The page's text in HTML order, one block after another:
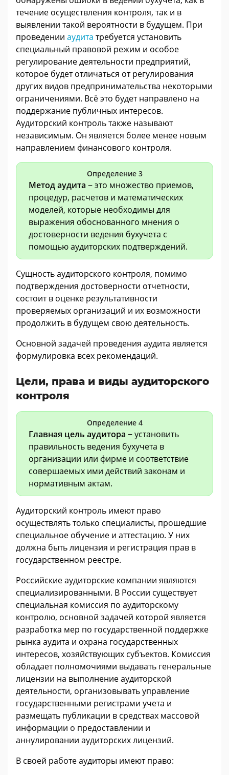
течение осуществления контроля, так и в
выявлении такой вероятности в будущем. При
проведении аудита требуется установить
специальный правовой режим и особое
регулирование деятельности предприятий,
которое будет отличаться от регулирования
других видов предпринимательства некоторыми
ограничениями. Всё это будет направлено на
поддержание публичных интересов.
Аудиторский контроль также называют
независимым. Он является более менее новым
направлением финансового контроля.
Определение 3
Метод аудита − это множество приемов,
процедур, расчетов и математических
моделей, которые необходимы для
выражения обоснованного мнения о
достоверности ведения бухучета с
помощью аудиторских подтверждений.
Сущность аудиторского контроля, помимо
подтверждения достоверности отчетности,
состоит в оценке результативности
проверяемых организаций и их возможности
продолжить в будущем свою деятельность.
Основной задачей проведения аудита является
формулировка всех рекомендаций.
Цели, права и виды аудиторского
контроля
Определение 4
Главная цель аудитора − установить
правильность ведения бухучета в
организации или фирме и соответствие
совершаемых ими действий законам и
нормативным актам.
Аудиторский контроль имеют право
осуществлять только специалисты, прошедшие
специальное обучение и аттестацию. У них
должна быть лицензия и регистрация прав в
государственном реестре.
Российские аудиторские компании являются
специализированными. В России существует
специальная комиссия по аудиторскому
контролю, основной задачей которой является
разработка мер по государственной поддержке
рынка аудита и охрана государственных
интересов, хозяйствующих субъектов. Комиссия
обладает полномочиями выдавать генеральные
лицензии на выполнение аудиторской
деятельности, организовывать управление
государственными регистрами учета и
размещать публикации в средствах массовой
информации о предоставлении и
аннулировании аудиторских лицензий.
В своей работе аудиторы имеют право: